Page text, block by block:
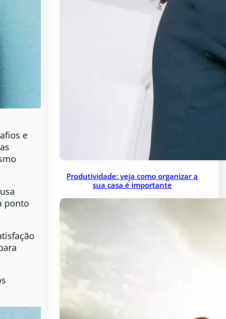
e
ponto
Produtividade: veja como organizar a
sua casa é importante